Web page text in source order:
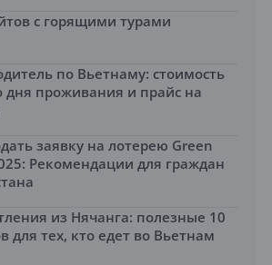
с горящими турами
по Вьетнаму: стоимость
дня проживания и прайс на
заявку на лотерею Green
Рекомендации для граждан
из Нячанга: полезные 10
для тех, кто едет во Вьетнам